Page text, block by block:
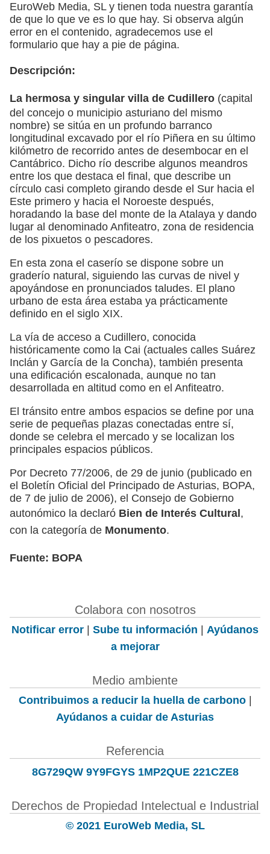
EuroWeb Media, SL y tienen toda nuestra garantía
de que lo que ve es lo que hay. Si observa algún
error en el contenido, agradecemos use el
formulario que hay a pie de página.
Descripción:
La hermosa y singular villa de Cudillero (capital
del concejo o municipio asturiano del mismo
nombre) se sitúa en un profundo barranco
longitudinal excavado por el río Piñera en su último
kilómetro de recorrido antes de desembocar en el
Cantábrico. Dicho río describe algunos meandros
entre los que destaca el final, que describe un
círculo casi completo girando desde el Sur hacia el
Este primero y hacia el Noroeste después,
horadando la base del monte de la Atalaya y dando
lugar al denominado Anfiteatro, zona de residencia
de los pixuetos o pescadores.
En esta zona el caserío se dispone sobre un
graderío natural, siguiendo las curvas de nivel y
apoyándose en pronunciados taludes. El plano
urbano de esta área estaba ya prácticamente
definido en el siglo XIX.
La vía de acceso a Cudillero, conocida
históricamente como la Cai (actuales calles Suárez
Inclán y García de la Concha), también presenta
una edificación escalonada, aunque no tan
desarrollada en altitud como en el Anfiteatro.
El tránsito entre ambos espacios se define por una
serie de pequeñas plazas conectadas entre sí,
donde se celebra el mercado y se localizan los
principales espacios públicos.
Por Decreto 77/2006, de 29 de junio (publicado en
el Boletín Oficial del Principado de Asturias, BOPA,
de 7 de julio de 2006), el Consejo de Gobierno
autonómico la declaró Bien de Interés Cultural,
con la categoría de Monumento.
Fuente: BOPA
Colabora con nosotros
Notificar error | Sube tu información | Ayúdanos
a mejorar
Medio ambiente
Contribuimos a reducir la huella de carbono|
Ayúdanos a cuidar de Asturias
Referencia
8G729QW 9Y9FGYS 1MP2QUE 221CZE8
Derechos de Propiedad Intelectual e Industrial
© 2021 EuroWeb Media, SL